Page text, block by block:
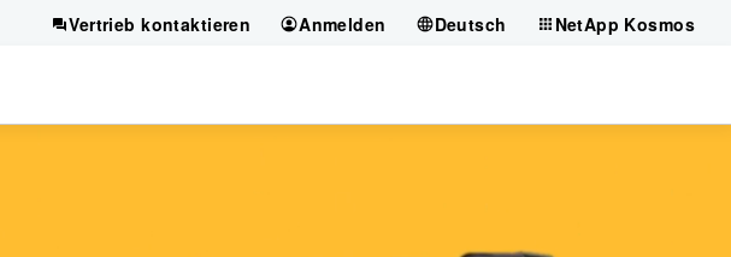
Vertrieb kontaktieren Anmelden Deutsch NetApp Kosmos